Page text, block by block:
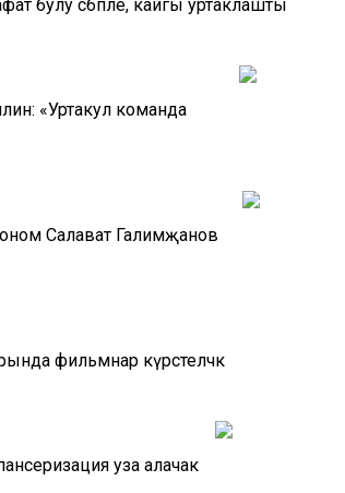
булу сәбәпле, кайгы уртаклашты
«Уртакул команда
Салават Галимҗанов
фильмнар күрсәтеләчәк
уза алачак